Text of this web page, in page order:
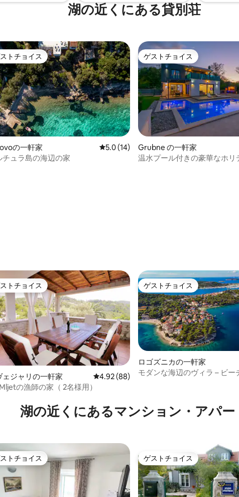
湖の近くにある貸別荘
星中4.91つ星の平均評価
ストチョイス
トチョイス
の一軒家 レビュー14件、5つ星中5.0つ星の平均評価
5.0 (14)
チュラ島の海辺の家
ゲストチョイス
ゲストチョイス
Grubne の一軒家
温水プール付きの豪華なホリ
星中4.89つ星の平均評価
ストチョイス
トチョイス
ェジャリの一軒家 レビュー88件、5つ星中4.92つ星の平均評
4.92 (88)
の漁師の家（ 2名様用）
ゲストチョイス
ゲストチョイス
ロゴズニカの一軒家
モダンな海辺のヴィラ – ビー
湖の近くにあるマンション・アパー
ストチョイス
トチョイス ゲストチョイス
ゲストチョイス